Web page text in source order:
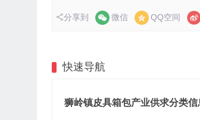
分享到 微信 QQ空间
快速导航
狮岭镇皮具箱包产业供求分类